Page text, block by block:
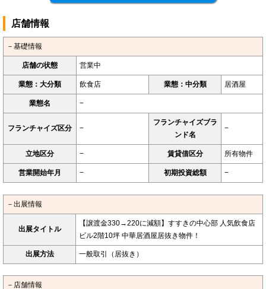
店舗情報
－基礎情報
店舗の状態 営業中
業態：大分類 飲食店 業態：中分類 居酒屋
業態名 −
フランチャイズ区分 −
フランチャイズブラ
ンド名
−
立地区分 − 賃貸借区分 所有物件
営業開始年月 − 初期投資総額 −
－出展情報
出展タイトル
【譲渡金330→220に減額】すすきの中心部 人気飲食店
ビル2階10坪 中華居酒屋居抜き物件！
出展方法 一般取引（居抜き）
－店舗情報